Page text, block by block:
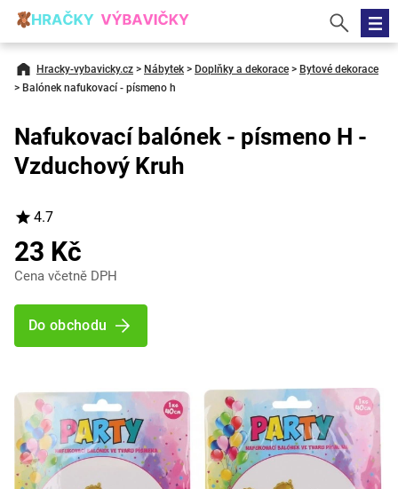
Hracky-vybavicky.cz > Nábytek > Doplňky a dekorace > Bytové dekorace
> Balónek nafukovací - písmeno h
Nafukovací balónek - písmeno H -
Vzduchový Kruh
4.7
23 Kč
Cena včetně DPH
Do obchodu